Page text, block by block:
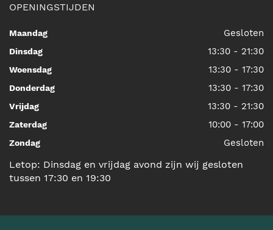
OPENINGSTIJDEN
Maandag Gesloten
Dinsdag 13:30 - 21:30
Woensdag 13:30 - 17:30
Donderdag 13:30 - 17:30
Vrijdag 13:30 - 21:30
Zaterdag 10:00 - 17:00
Zondag Gesloten
Letop: Dinsdag en vrijdag avond zijn wij gesloten
tussen 17:30 en 19:30